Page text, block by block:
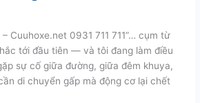
– Cuuhoxe.net 0931 711 711”… cụm từ
tới đầu tiên — và tôi đang làm điều
sự cố giữa đường, giữa đêm khuya,
di chuyển gấp mà động cơ lại chết